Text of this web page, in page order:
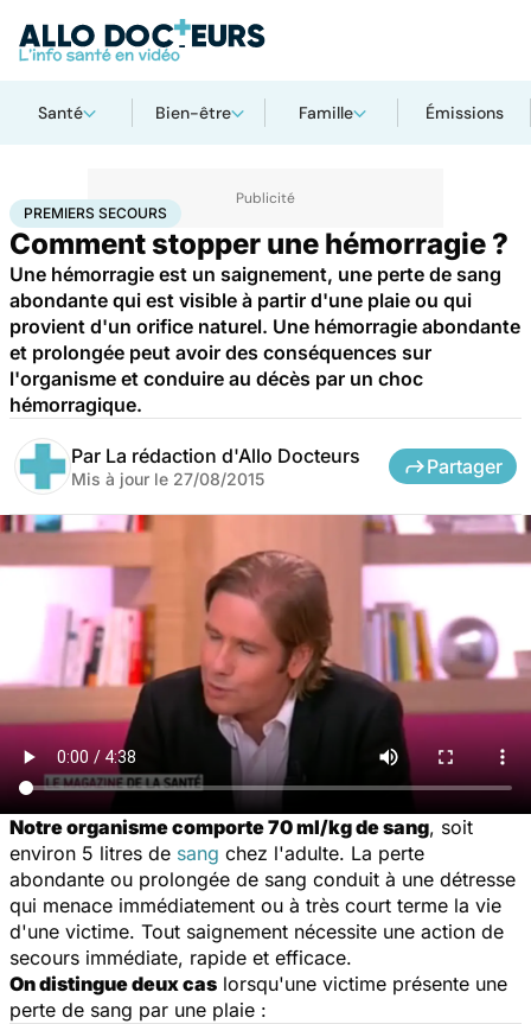
Santé Bien-être Famille Émissions
AccueilSantéMaladies Premiers secours
PREMIERS SECOURS
Comment stopper une hémorragie ?
Une hémorragie est un saignement, une perte de sang
abondante qui est visible à partir d'une plaie ou qui
provient d'un orifice naturel. Une hémorragie abondante
et prolongée peut avoir des conséquences sur
l'organisme et conduire au décès par un choc
hémorragique.
Par La rédaction d'Allo Docteurs
Mis à jour le 27/08/2015
Partager
Notre organisme comporte 70 ml/kg de sang, soit
environ 5 litres de sang chez l'adulte. La perte
abondante ou prolongée de sang conduit à une détresse
qui menace immédiatement ou à très court terme la vie
d'une victime. Tout saignement nécessite une action de
secours immédiate, rapide et efficace.
On distingue deux cas lorsqu'une victime présente une
perte de sang par une plaie :